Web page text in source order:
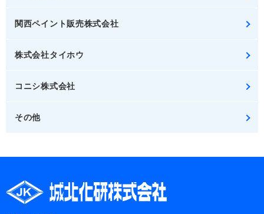
関西ペイント販売株式会社
株式会社タイホウ
コニシ株式会社
その他